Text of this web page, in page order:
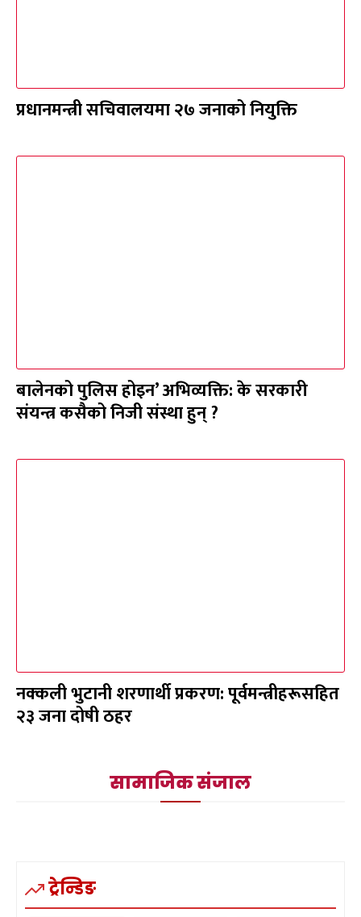
प्रधानमन्त्री सचिवालयमा २७ जनाको नियुक्ति
बालेनको पुलिस होइन’ अभिव्यक्ति: के सरकारी
संयन्त्र कसैको निजी संस्था हुन् ?
नक्कली भुटानी शरणार्थी प्रकरण: पूर्वमन्त्रीहरूसहित
२३ जना दोषी ठहर
सामाजिक संजाल
ट्रेन्डिङ